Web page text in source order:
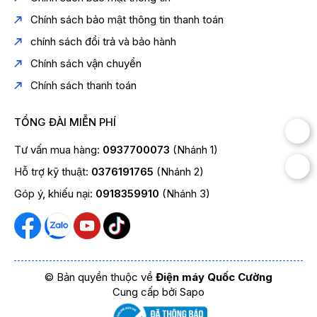
Mic Wireless Stereo (MWS)
Công nghệ của Soncamedia sử dụng tính năng MIC
WIRELESS STEREO (MWS) cho phép kết nối 2 loa và
mỗi loa phát tín hiệu riêng biệt của kênh bên trái và
kênh bên phải. Đầu tiên, tín hiệu kênh bên trái và kênh
bên phải (LEFT – RIGHT) được truyền dẫn đến 1 loa,
sau đó loa này chỉ phát tín hiệu bên phải và gửi tín hiệu
Stereo.
Chỉ cần kết nối Bluetooth với 1 loa (được gọi là Master)
và cân chỉnh trên loa này, thì tất cả hiệu ứng âm thanh
của Micro hay Music như ECHO, Reverb, Delay đều
Chính sách bảo mật thông tin thanh toán
chính sách đổi trả và bảo hành
Chính sách vận chuyển
Chính sách thanh toán
TỔNG ĐÀI MIỄN PHÍ
Tư vấn mua hàng: 0937700073 (Nhánh 1)
Hỗ trợ kỹ thuật: 0376191765 (Nhánh 2)
Góp ý, khiếu nại: 0918359910 (Nhánh 3)
© Bản quyền thuộc về Điện máy Quốc Cường
Cung cấp bởi Sapo